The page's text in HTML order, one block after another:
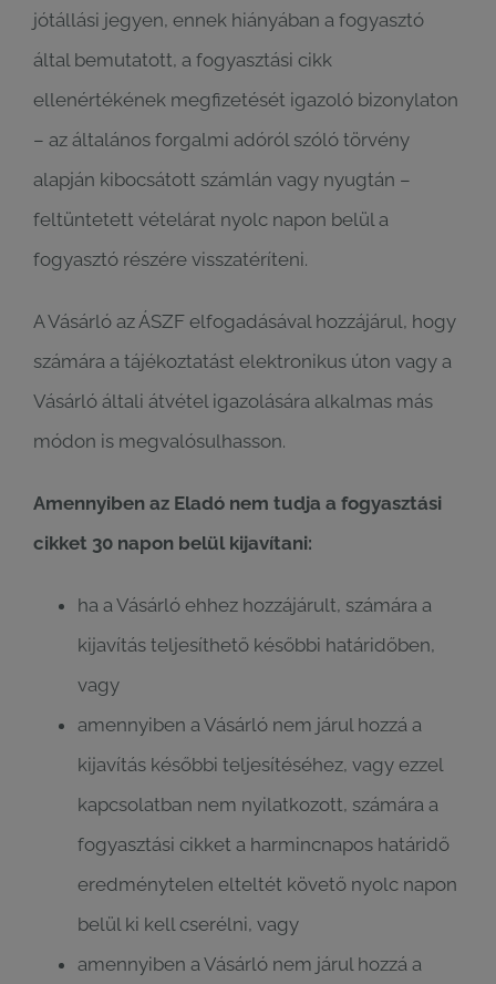
jótállási jegyen, ennek hiányában a fogyasztó
által bemutatott, a fogyasztási cikk
ellenértékének megfizetését igazoló bizonylaton
– az általános forgalmi adóról szóló törvény
alapján kibocsátott számlán vagy nyugtán –
feltüntetett vételárat nyolc napon belül a
fogyasztó részére visszatéríteni.
A Vásárló az ÁSZF elfogadásával hozzájárul, hogy
számára a tájékoztatást elektronikus úton vagy a
Vásárló általi átvétel igazolására alkalmas más
módon is megvalósulhasson.
Amennyiben az Eladó nem tudja a fogyasztási
cikket 30 napon belül kijavítani:
ha a Vásárló ehhez hozzájárult, számára a
kijavítás teljesíthető későbbi határidőben,
vagy
amennyiben a Vásárló nem járul hozzá a
kijavítás későbbi teljesítéséhez, vagy ezzel
kapcsolatban nem nyilatkozott, számára a
fogyasztási cikket a harmincnapos határidő
eredménytelen elteltét követő nyolc napon
belül ki kell cserélni, vagy
amennyiben a Vásárló nem járul hozzá a